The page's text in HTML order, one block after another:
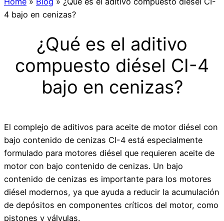
4 bajo en cenizas?
¿Qué es el aditivo
compuesto diésel CI-4
bajo en cenizas?
El complejo de aditivos para aceite de motor diésel con
bajo contenido de cenizas CI-4 está especialmente
formulado para motores diésel que requieren aceite de
motor con bajo contenido de cenizas. Un bajo
contenido de cenizas es importante para los motores
diésel modernos, ya que ayuda a reducir la acumulación
de depósitos en componentes críticos del motor, como
pistones y válvulas.